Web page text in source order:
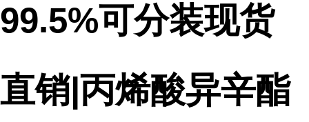
99.5%可分装现货
直销|丙烯酸异辛酯